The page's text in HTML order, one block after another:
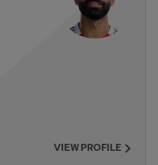
VIEW PROFILE